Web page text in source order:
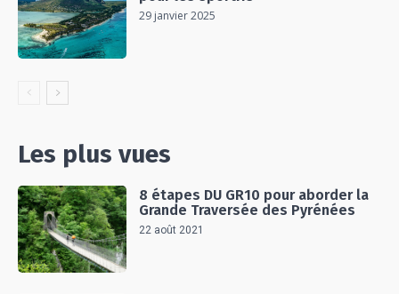
29 janvier 2025
Les plus vues
8 étapes DU GR10 pour aborder la
Grande Traversée des Pyrénées
22 août 2021